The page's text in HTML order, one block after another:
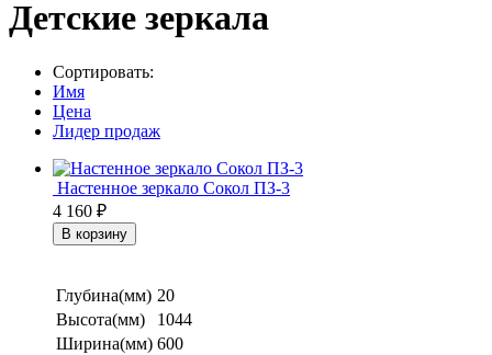
Детские зеркала
Сортировать:
Имя
Цена
Лидер продаж
Настенное зеркало Сокол ПЗ-3
4 160 ₽
Глубина(мм) 20
Высота(мм)
1044
Ширина(мм) 600